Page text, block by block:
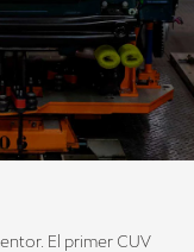
El primer CUV